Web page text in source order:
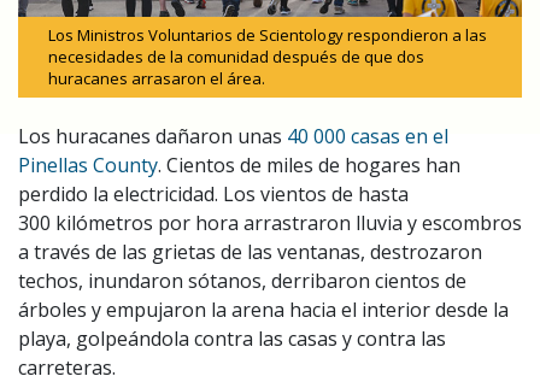
Los Ministros Voluntarios de Scientology respondieron a las
necesidades de la comunidad después de que dos
huracanes arrasaron el área.
Los huracanes dañaron unas 40 000 casas en el
Pinellas County. Cientos de miles de hogares han
perdido la electricidad. Los vientos de hasta
300 kilómetros por hora arrastraron lluvia y escombros
a través de las grietas de las ventanas, destrozaron
techos, inundaron sótanos, derribaron cientos de
árboles y empujaron la arena hacia el interior desde la
playa, golpeándola contra las casas y contra las
carreteras.